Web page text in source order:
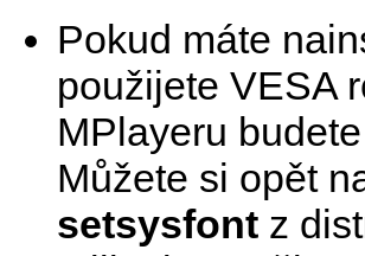
Pokud máte
použijete VESA
MPlayeru
Můžete si opět
setsysfont z